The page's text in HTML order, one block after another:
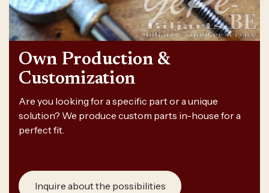
Own Production &
Customization
Are you looking for a specific part or a unique
solution? We produce custom parts in-house for a
perfect fit.
Inquire about the possibilities